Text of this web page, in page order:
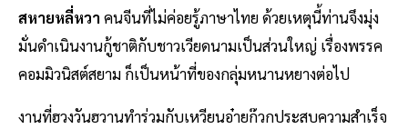
สหายหลี่หวา คนจีนที่ไม่ค่อยรู้ภาษาไทย ด้วยเหตุนี้ท่านจึงมุ่ง
มั่นดำเนินงานกู้ชาติกับชาวเวียดนามเป็นส่วนใหญ่ เรื่องพรรค
คอมมิวนิสต์สยาม ก็เป็นหน้าที่ของกลุ่มหนานหยางต่อไป
งานที่ฮวงวันฮวานทำร่วมกับเหวียนอ๋ายก๊วกประสบความสำเร็จ